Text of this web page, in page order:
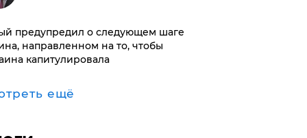
предупредил о следующем шаге
направленном на то, чтобы
капитулировала
ещё